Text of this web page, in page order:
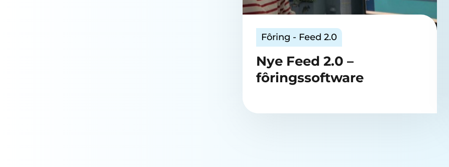
Fôring - Feed 2.0
Nye Feed 2.0 –
fôringssoftware